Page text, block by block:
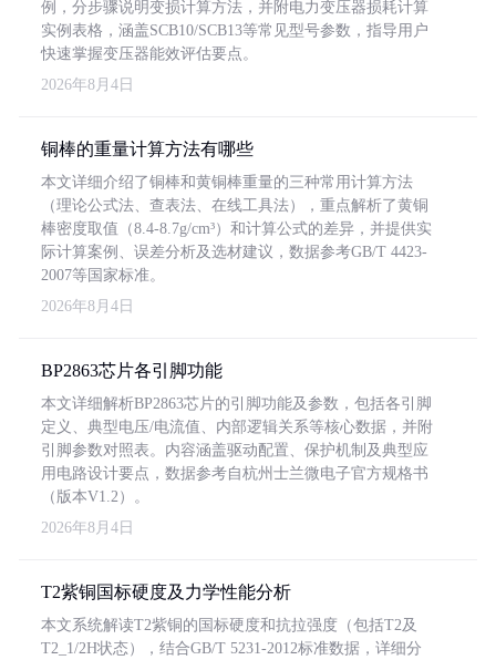
例，分步骤说明变损计算方法，并附电力变压器损耗计算
实例表格，涵盖SCB10/SCB13等常见型号参数，指导用户
快速掌握变压器能效评估要点。
2026年8月4日
铜棒的重量计算方法有哪些
本文详细介绍了铜棒和黄铜棒重量的三种常用计算方法
（理论公式法、查表法、在线工具法），重点解析了黄铜
棒密度取值（8.4-8.7g/cm³）和计算公式的差异，并提供实
际计算案例、误差分析及选材建议，数据参考GB/T 4423-
2007等国家标准。
2026年8月4日
BP2863芯片各引脚功能
本文详细解析BP2863芯片的引脚功能及参数，包括各引脚
定义、典型电压/电流值、内部逻辑关系等核心数据，并附
引脚参数对照表。内容涵盖驱动配置、保护机制及典型应
用电路设计要点，数据参考自杭州士兰微电子官方规格书
（版本V1.2）。
2026年8月4日
T2紫铜国标硬度及力学性能分析
本文系统解读T2紫铜的国标硬度和抗拉强度（包括T2及
T2_1/2H状态），结合GB/T 5231-2012标准数据，详细分